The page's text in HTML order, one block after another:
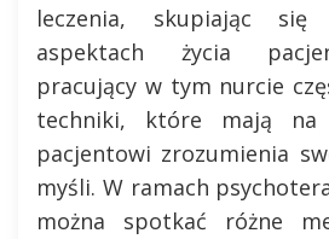
leczenia, skupiając się
aspektach życia
pracujący w tym nurcie
techniki, które mają na
pacjentowi zrozumienia
myśli. W ramach
można spotkać różne